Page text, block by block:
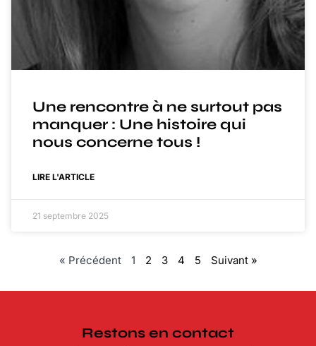
Une rencontre à ne surtout pas
manquer : Une histoire qui
nous concerne tous !
LIRE L'ARTICLE
21 septembre 2025
« Précédent 1 2 3 4 5 Suivant »
Restons en contact